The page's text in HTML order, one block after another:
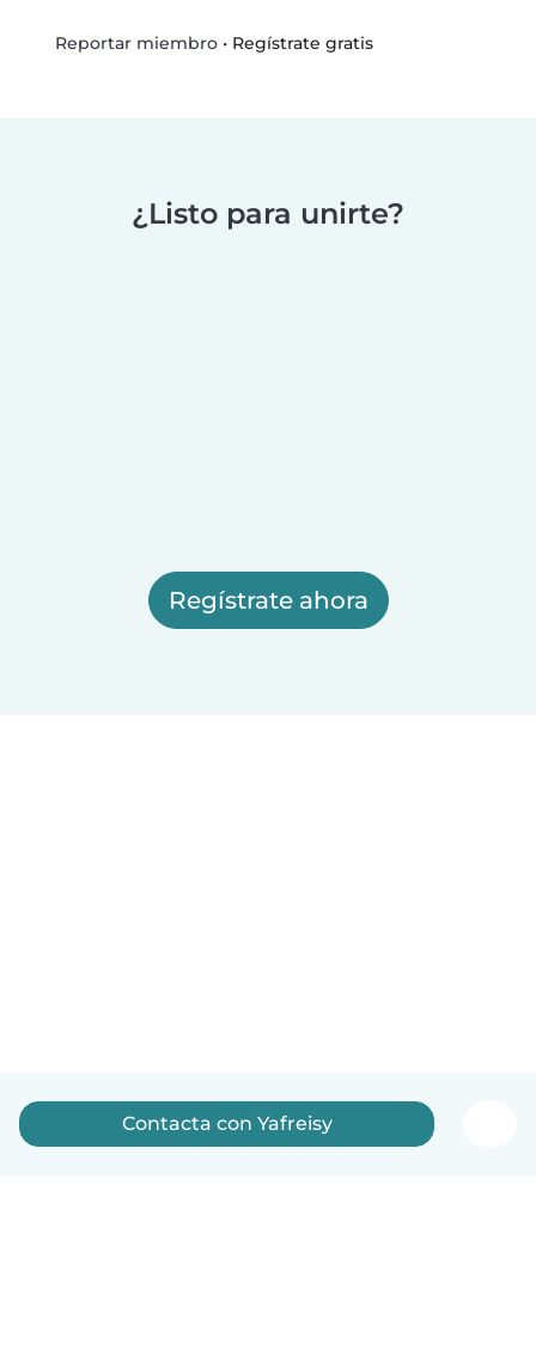
Reportar miembro• Regístrate gratis
¿Listo para unirte?
Regístrate ahora
Contacta con Yafreisy